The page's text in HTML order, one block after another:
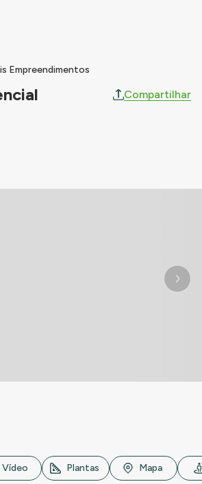
Empreendimentos
Compartilhar
Corrêia, n° 100, Da Luz,
Vídeo Plantas Mapa